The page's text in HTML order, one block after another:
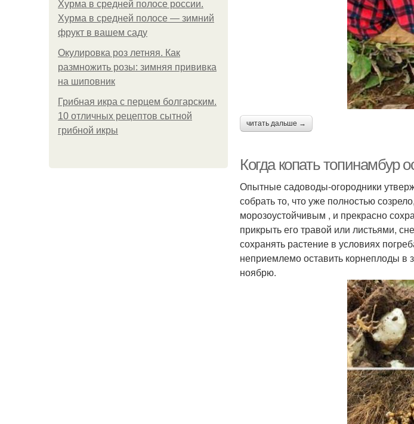
Хурма в средней полосе россии.
Хурма в средней полосе — зимний
фрукт в вашем саду
Окулировка роз летняя. Как
размножить розы: зимняя прививка
на шиповник
Грибная икра с перцем болгарским.
10 отличных рецептов сытной
грибной икры
читать дальше →
Когда копать топинамбур
Опытные садоводы-огородники
собрать то, что уже полностью
морозоустойчивым , и прекрасно
прикрыть его травой или листьями,
сохранять растение в условиях
неприемлемо оставить корнеплоды в
ноябрю.